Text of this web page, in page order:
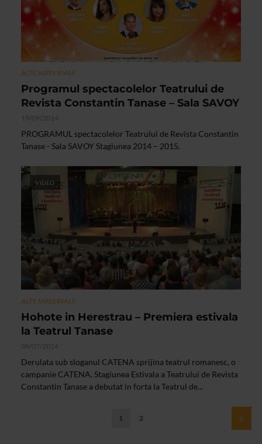
ALTE MATERIALE
Programul spectacolelor Teatrului de
Revista Constantin Tanase – Sala SAVOY
19/09/2014
PROGRAMUL spectacolelor Teatrului de Revista Constantin
Tanase - Sala SAVOY Stagiunea 2014 – 2015.
VIDEO
ALTE MATERIALE
Hohote in Herestrau – Premiera estivala
la Teatrul Tanase
08/07/2014
Derulata sub sloganul CATENA sprijina teatrul romanesc, o
campanie CATENA, Stagiunea Estivala a Teatrului de Revista
Constantin Tanase a debutat in forta la Teatrul de...
1 2